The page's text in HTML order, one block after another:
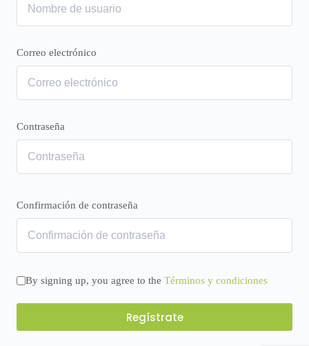
Correo electrónico
Contraseña
Confirmación de contraseña
By signing up, you agree to the Términos y condiciones
Regístrate